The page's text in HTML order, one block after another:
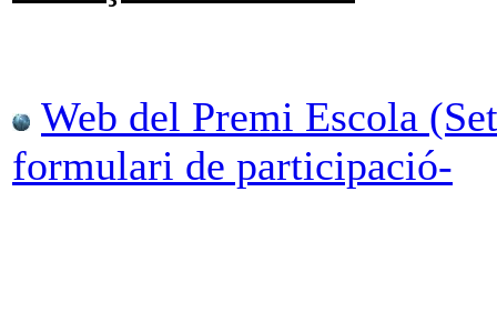
Web del Premi Escola
formulari de participació-